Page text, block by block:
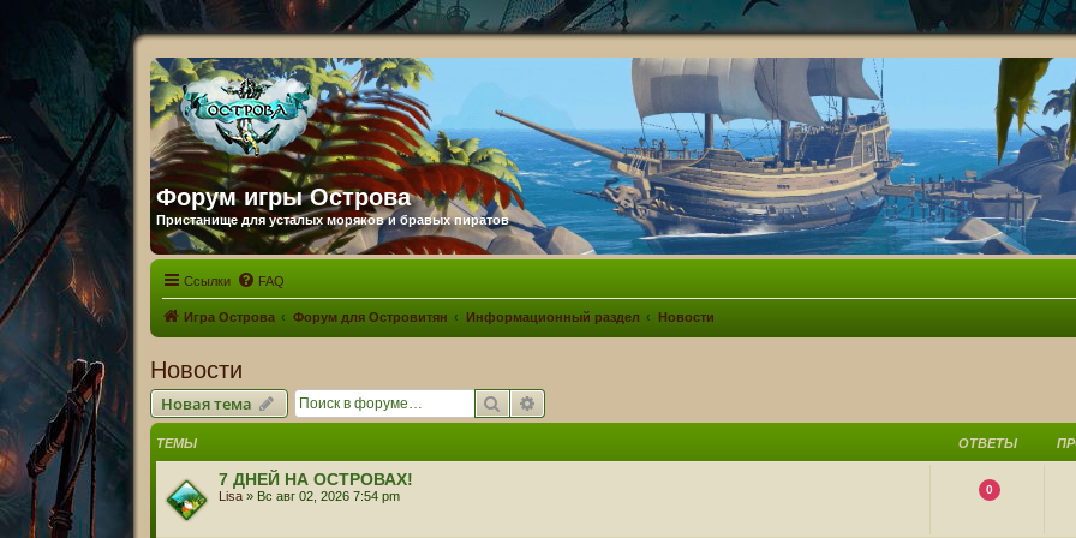
Форум игры Острова
Пристанище для усталых моряков и бравых пиратов
Ссылки FAQ
Игра Острова Форум для Островитян Информационный раздел Новости
Новости
Новая тема Поиск
ТЕМЫ ОТВЕТЫ
7 ДНЕЙ НА ОСТРОВАХ!
Lisa» Вс авг 02, 2026 7:54 pm 0